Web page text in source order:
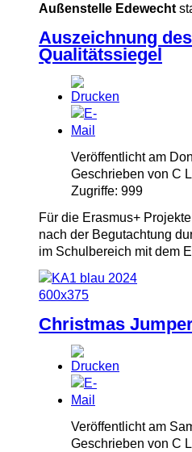
Außenstelle Edewecht
Auszeichnung
Qualitätssiegel
Veröffentlicht am
Geschrieben von C
Zugriffe: 999
Für die Erasmus+
nach der Begutachtung
im Schulbereich mit dem
Christmas
Veröffentlicht am
Geschrieben von C